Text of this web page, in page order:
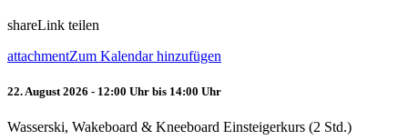
shareLink teilen
attachmentZum Kalendar hinzufügen
22. August 2026 - 12:00 Uhr bis 14:00 Uhr
Wasserski, Wakeboard & Kneeboard Einsteigerkurs (2 Std.)